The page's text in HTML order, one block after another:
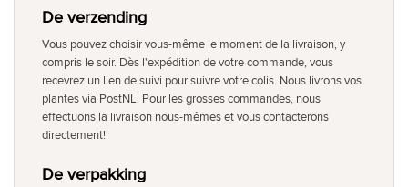
De verzending
Vous pouvez choisir vous-même le moment de la livraison, y
compris le soir. Dès l'expédition de votre commande, vous
recevrez un lien de suivi pour suivre votre colis. Nous livrons vos
plantes via PostNL. Pour les grosses commandes, nous
effectuons la livraison nous-mêmes et vous contacterons
directement!
De verpakking